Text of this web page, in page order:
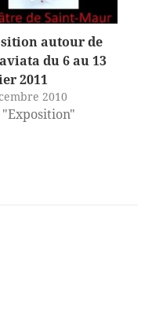
autour de
du 6 au 13
2011
2010
"Exposition"